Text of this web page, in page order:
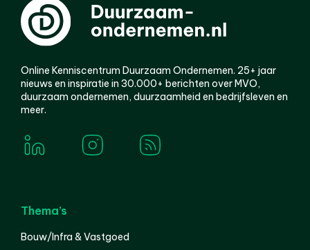
Online Kenniscentrum Duurzaam Ondernemen. 25+ jaar
nieuws en inspiratie in 30.000+ berichten over MVO,
duurzaam ondernemen, duurzaamheid en bedrijfsleven en
meer.
Thema’s
Bouw/Infra & Vastgoed